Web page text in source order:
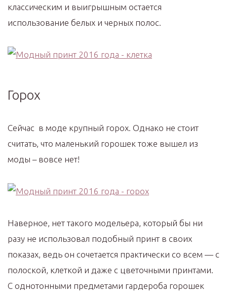
классическим и выигрышным остается
использование белых и черных полос.
Горох
Сейчас в моде крупный горох. Однако не стоит
считать, что маленький горошек тоже вышел из
моды – вовсе нет!
Наверное, нет такого модельера, который бы ни
разу не использовал подобный принт в своих
показах, ведь он сочетается практически со всем — с
полоской, клеткой и даже с цветочными принтами.
С однотонными предметами гардероба горошек